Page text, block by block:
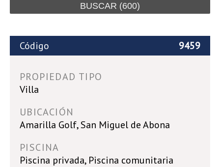
BUSCAR (600)
Código 9459
PROPIEDAD TIPO
Villa
UBICACIÓN
Amarilla Golf, San Miguel de Abona
PISCINA
Piscina privada, Piscina comunitaria